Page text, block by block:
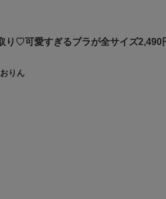
り♡可愛すぎるブラが全サイズ2,490
りん